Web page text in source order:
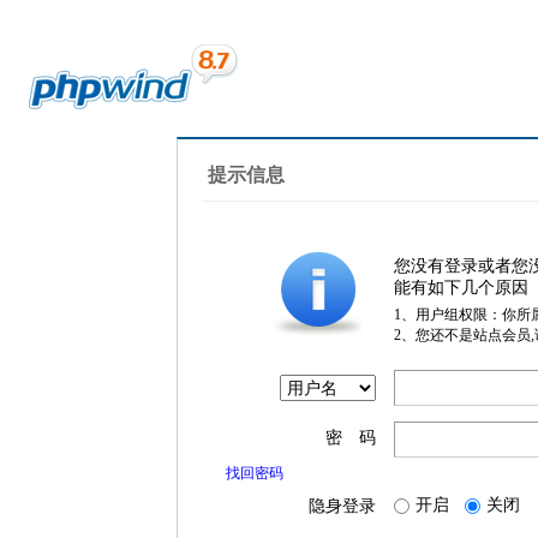
提示信息
您没有登录或者您
能有如下几个原因
1、用户组权限：你所
2、您还不是站点会员
密 码
找回密码
隐身登录 开启 关闭